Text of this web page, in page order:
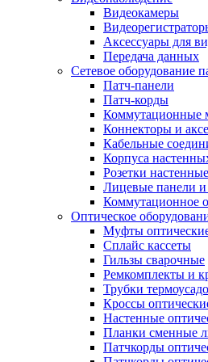
Видеокамеры
Аксессуары для
Передача данных
Сетевое оборудование
Патч-панели
Патч-корды
Коммутационные
Коннекторы и
Кабельные
Корпуса
Розетки настенные
Лицевые панели и
Коммутационное
Оптическое
Муфты
Сплайс кассеты
Гильзы сварочные
Ремкомплекты и
Трубки
Кроссы
Настенные
Планки сменные
Патчкорды